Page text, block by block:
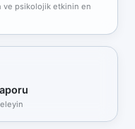
ve psikolojik etkinin en